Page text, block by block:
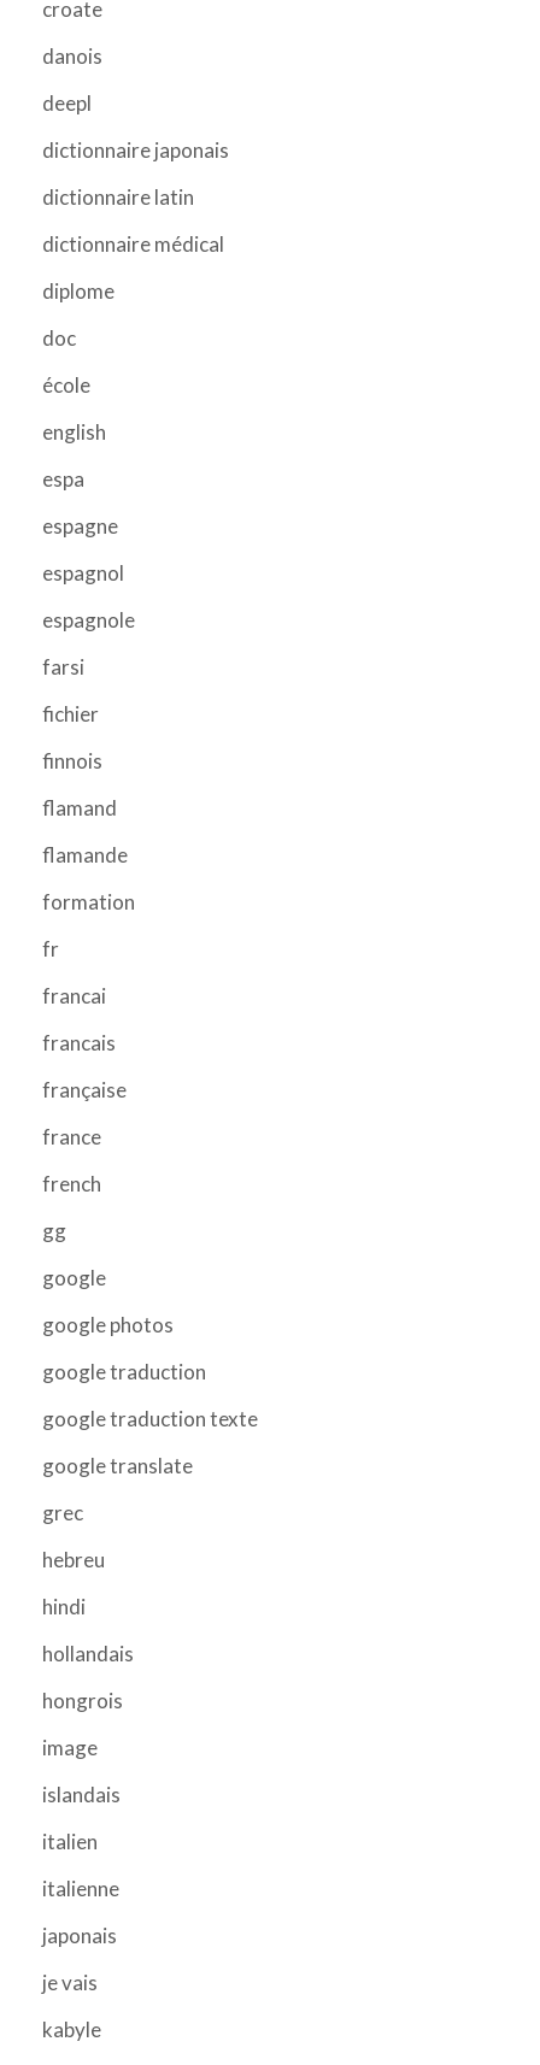
croate
danois
deepl
dictionnaire japonais
dictionnaire latin
dictionnaire médical
diplome
doc
école
english
espa
espagne
espagnol
espagnole
farsi
fichier
finnois
flamand
flamande
formation
fr
francai
francais
française
france
french
gg
google
google photos
google traduction
google traduction texte
google translate
grec
hebreu
hindi
hollandais
hongrois
image
islandais
italien
italienne
japonais
je vais
kabyle